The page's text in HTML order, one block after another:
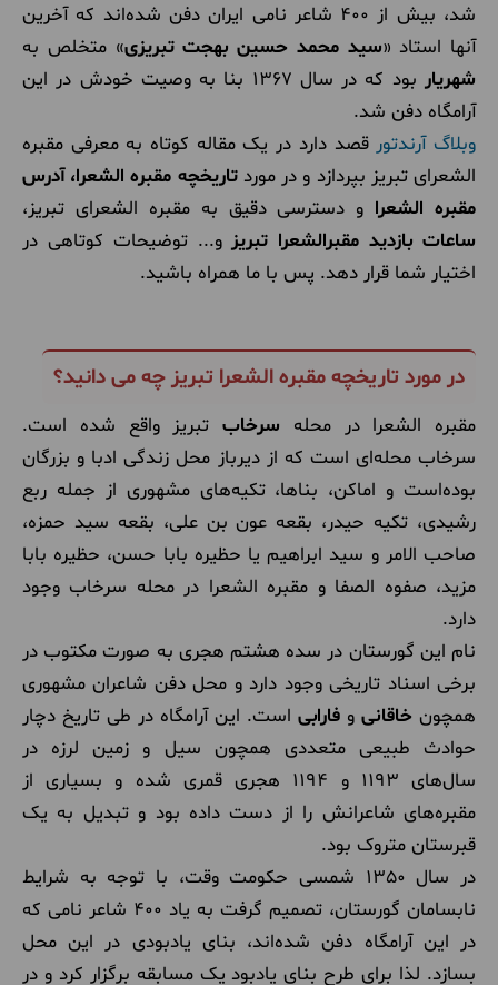
شد، بیش از 400 شاعر نامی ایران دفن شده‌اند که آخرین
آنها استاد «سید محمد حسین بهجت تبریزی» متخلص به
شهریار
بود که در سال 1367 بنا به وصیت خودش در این
آرامگاه دفن شد.
وبلاگ آرندتور قصد دارد در یک مقاله کوتاه به معرفی مقبره
الشعرای تبریز بپردازد و در موردتاریخچه مقبره الشعرا، آدرس
مقبره الشعرا و دسترسی دقیق به مقبره الشعرای تبریز،
ساعات بازدید مقبرالشعرا تبریزو... توضیحات کوتاهی در
اختیار شما قرار دهد. پس با ما همراه باشید.
در مورد تاریخچه مقبره الشعرا تبریز چه می دانید؟
مقبره الشعرا در محله سرخاب تبریز واقع شده است.
سرخاب محله‌ای است که از دیرباز محل زندگی ادبا و بزرگان
بوده‌است و اماکن، بناها، تکیه‌های مشهوری از جمله ربع
رشیدی، تکیه حیدر، بقعه عون بن علی، بقعه سید حمزه،
صاحب الامر و سید ابراهیم یا حظیره بابا حسن، حظیره بابا
مزید، صفوه الصفا و مقبره الشعرا در محله سرخاب وجود
دارد.
نام این گورستان در سده هشتم هجری به صورت مکتوب در
برخی اسناد تاریخی وجود دارد و محل دفن شاعران مشهوری
همچون خاقانی و فارابی است. این آرامگاه در طی تاریخ دچار
حوادث طبیعی متعددی همچون سیل و زمین لرزه در
سال‌های 1193 و 1194 هجری قمری شده و بسیاری از
مقبره‌های شاعرانش را از دست داده بود و تبدیل به یک
قبرستان متروک بود.
در سال 1350 شمسی حکومت وقت، با توجه به شرایط
نابسامان گورستان، تصمیم گرفت به یاد 400 شاعر نامی که
در این آرامگاه دفن شده‌اند، بنای یادبودی در این محل
بسازد. لذا برای طرح بنای یادبود یک مسابقه برگزار کرد و در